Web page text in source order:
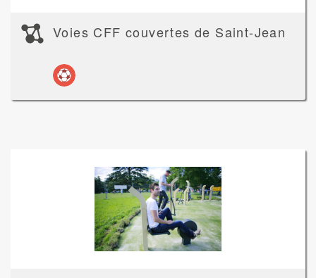
Voies CFF couvertes de Saint-Jean